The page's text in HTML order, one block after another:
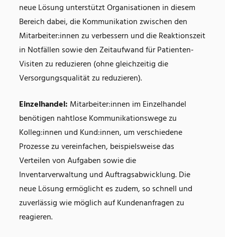
neue Lösung unterstützt Organisationen in diesem
Bereich dabei, die Kommunikation zwischen den
Mitarbeiter:innen zu verbessern und die Reaktionszeit
in Notfällen sowie den Zeitaufwand für Patienten-
Visiten zu reduzieren (ohne gleichzeitig die
Versorgungsqualität zu reduzieren).
Einzelhandel: Mitarbeiter:innen im Einzelhandel
benötigen nahtlose Kommunikationswege zu
Kolleg:innen und Kund:innen, um verschiedene
Prozesse zu vereinfachen, beispielsweise das
Verteilen von Aufgaben sowie die
Inventarverwaltung und Auftragsabwicklung. Die
neue Lösung ermöglicht es zudem, so schnell und
zuverlässig wie möglich auf Kundenanfragen zu
reagieren.